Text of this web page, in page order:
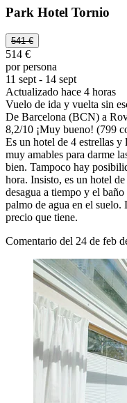
Park Hotel Tornio
541 €
514 €
por persona
11 sept - 14 sept
Actualizado hace 4 horas
Vuelo de ida y vuelta sin
De Barcelona (BCN) a
8,2/10 ¡Muy bueno! (799
Es un hotel de 4 estrellas y
muy amables para darme
bien. Tampoco hay
hora. Insisto, es un hotel
desagua a tiempo y el
palmo de agua en el suelo.
precio que tiene.
Comentario del 24 de feb